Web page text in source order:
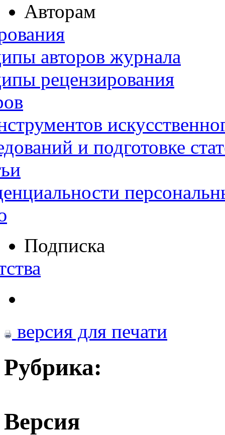
Авторам
авторов журнала
рецензирования
и подготовке
Подписка
версия для печати
Рубрика:
Версия